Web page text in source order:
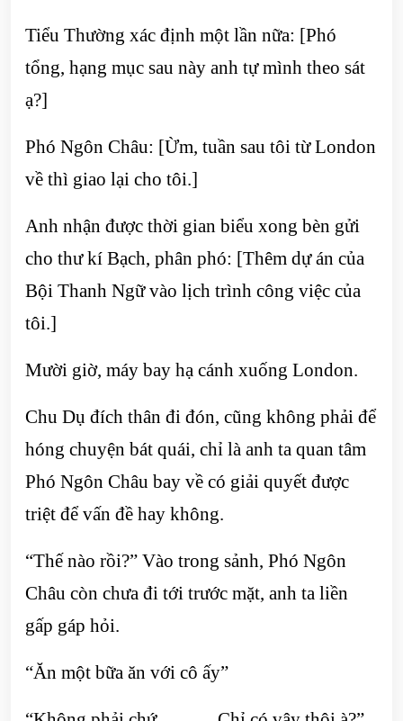
Tiểu Thường xác định một lần nữa: [Phó
tổng, hạng mục sau này anh tự mình theo sát
ạ?]
Phó Ngôn Châu: [Ừm, tuần sau tôi từ London
về thì giao lại cho tôi.]
Anh nhận được thời gian biểu xong bèn gửi
cho thư kí Bạch, phân phó: [Thêm dự án của
Bội Thanh Ngữ vào lịch trình công việc của
tôi.]
Mười giờ, máy bay hạ cánh xuống London.
Chu Dụ đích thân đi đón, cũng không phải để
hóng chuyện bát quái, chỉ là anh ta quan tâm
Phó Ngôn Châu bay về có giải quyết được
triệt để vấn đề hay không.
“Thế nào rồi?” Vào trong sảnh, Phó Ngôn
Châu còn chưa đi tới trước mặt, anh ta liền
gấp gáp hỏi.
“Ăn một bữa ăn với cô ấy”